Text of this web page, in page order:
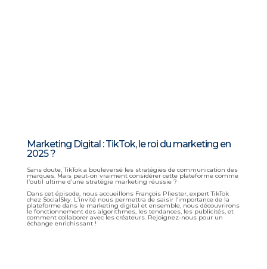
Marketing Digital : TikTok, le roi du marketing en
2025 ?
Sans doute, TikTok a bouleversé les stratégies de communication des
marques. Mais peut-on vraiment considérer cette plateforme comme
l’outil ultime d’une stratégie marketing réussie ?
Dans cet épisode, nous accueillons François Pliester, expert TikTok
chez SocialSky. L’invité nous permettra de saisir l’importance de la
plateforme dans le marketing digital et ensemble, nous découvrirons
le fonctionnement des algorithmes, les tendances, les publicités, et
comment collaborer avec les créateurs. Rejoignez-nous pour un
échange enrichissant !